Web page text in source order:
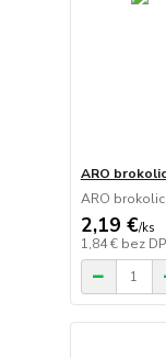
ARO
ARO
2,19 €/ks
1,84 € bez